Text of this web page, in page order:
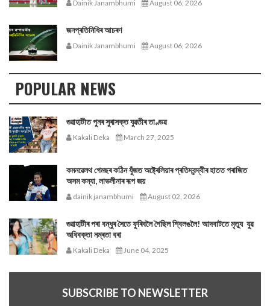
Dainik Janambhumi August 06, 2026
জনপ্ৰতিনিধিৰ আচৰণ
Dainik Janambhumi August 06, 2026
POPULAR NEWS
গুৱাহাটীত পুনৰ সুৰাসক্ত যুৱতীৰ তাণ্ডৱ
Kakali Deka March 27, 2025
কমনৱেলথ গেমছৰ কঠিন যুঁজত অষ্ট্ৰেলিয়াৰ প্ৰতিদ্বন্দ্বীৰ হাতত পৰাজিত
অসম কন্যা, লাভলীনাৰ ৰূপ জয়
dainik janambhumi August 02, 2026
গুৱাহাটীৰ পৰা বন্ধুৰ সৈতে ফুৰিবলৈ গৈছিল শ্বিলঙলৈ! আদবাটতে মৃত্যু যুৱ
অধিবক্তা নম্ৰতা বৰা
Kakali Deka June 04, 2025
SUBSCRIBE TO NEWSLETTER